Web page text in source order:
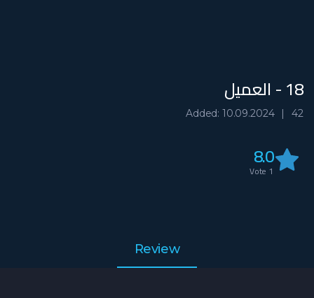
18 - العميل
42
Added: 10.09.2024
8.0
1
Review